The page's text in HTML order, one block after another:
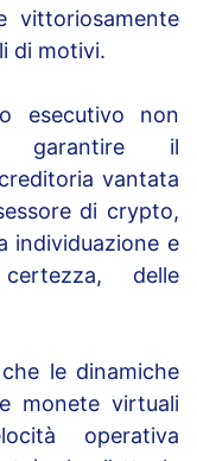
vittoriosamente
di motivi.
esecutivo non
garantire il
vantata
di crypto,
individuazione e
delle
le dinamiche
monete virtuali
operativa